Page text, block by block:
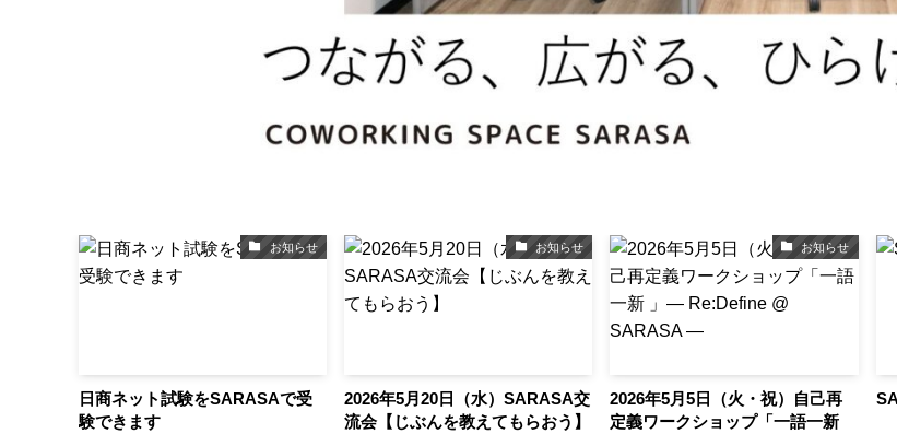
お知らせ
日商ネット試験をSARASAで受
験できます
お知らせ
2026年5月20日（水）SARASA交
流会【じぶんを教えてもらおう】
お知らせ
2026年5月5日（火・祝）自己再
定義ワークショップ「一語一新